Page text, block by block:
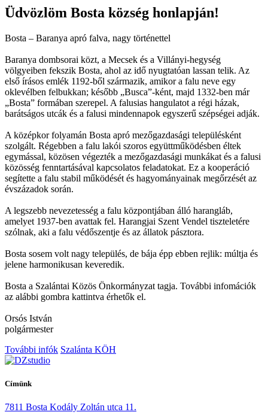
Üdvözlöm Bosta község honlapján!
Bosta – Baranya apró falva, nagy történettel
Baranya dombsorai közt, a Mecsek és a Villányi-hegység
völgyeiben fekszik Bosta, ahol az idő nyugtatóan lassan telik. Az
első írásos emlék 1192-ből származik, amikor a falu neve egy
oklevélben felbukkan; később „Busca”-ként, majd 1332-ben már
„Bosta” formában szerepel. A falusias hangulatot a régi házak,
barátságos utcák és a falusi mindennapok egyszerű szépségei adják.
A középkor folyamán Bosta apró mezőgazdasági településként
szolgált. Régebben a falu lakói szoros együttműködésben éltek
egymással, közösen végezték a mezőgazdasági munkákat és a falusi
közösség fenntartásával kapcsolatos feladatokat. Ez a kooperáció
segítette a falu stabil működését és hagyományainak megőrzését az
évszázadok során.
A legszebb nevezetesség a falu központjában álló harangláb,
amelyet 1937-ben avattak fel. Harangjai Szent Vendel tiszteletére
szólnak, aki a falu védőszentje és az állatok pásztora.
Bosta sosem volt nagy település, de bája épp ebben rejlik: múltja és
jelene harmonikusan keveredik.
Bosta a Szalántai Közös Önkormányzat tagja. További infomációk
az alábbi gombra kattintva érhetők el.
Orsós István
polgármester
További infók Szalánta KÖH
Címünk
7811 Bosta Kodály Zoltán utca 11.